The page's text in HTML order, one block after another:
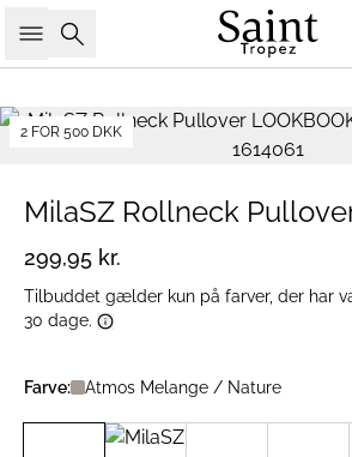
Søg
2 FOR 500 DKK
MilaSZ Rollneck
299,95 kr.
Tilbuddet gælder kun på farver, der har
30 dage.
Farve: Atmos Melange / Nature